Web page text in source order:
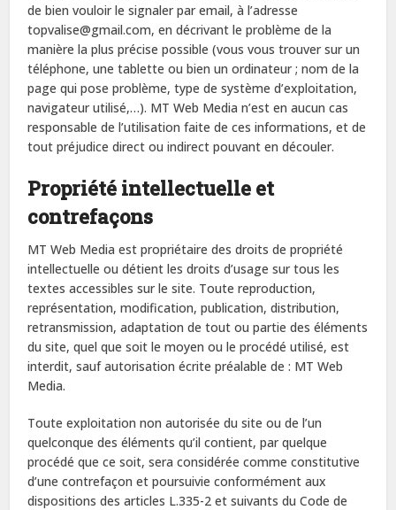
de bien vouloir le signaler par email, à l’adresse
topvalise@gmail.com, en décrivant le problème de la
manière la plus précise possible (vous vous trouver sur un
téléphone, une tablette ou bien un ordinateur ; nom de la
page qui pose problème, type de système d’exploitation,
navigateur utilisé,…). MT Web Media n’est en aucun cas
responsable de l’utilisation faite de ces informations, et de
tout préjudice direct ou indirect pouvant en découler.
Propriété intellectuelle et
contrefaçons
MT Web Media est propriétaire des droits de propriété
intellectuelle ou détient les droits d’usage sur tous les
textes accessibles sur le site. Toute reproduction,
représentation, modification, publication, distribution,
retransmission, adaptation de tout ou partie des éléments
du site, quel que soit le moyen ou le procédé utilisé, est
interdit, sauf autorisation écrite préalable de : MT Web
Media.
Toute exploitation non autorisée du site ou de l’un
quelconque des éléments qu’il contient, par quelque
procédé que ce soit, sera considérée comme constitutive
d’une contrefaçon et poursuivie conformément aux
dispositions des articles L.335-2 et suivants du Code de